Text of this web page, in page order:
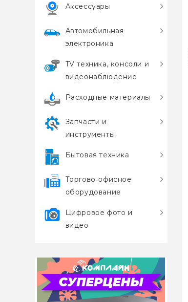
Аксессуары
Автомобильная
электроника
TV техника, консоли и
видеонаблюдение
Расходные материалы
Запчасти и
инструменты
Бытовая техника
Торгово‑офисное
оборудование
Цифровое фото и
видео